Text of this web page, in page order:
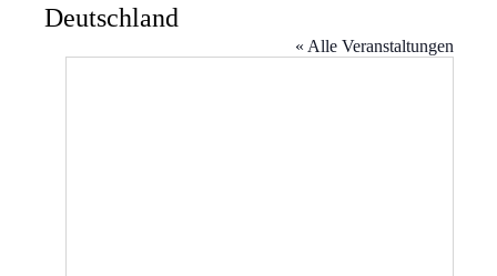
Deutschland
« Alle Veranstaltungen